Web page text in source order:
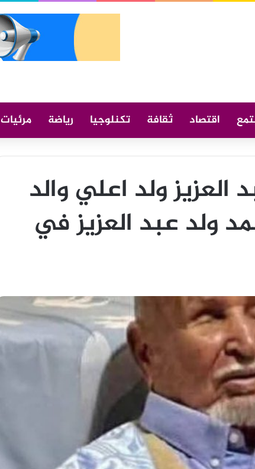
اقتصاد ثقافة تكنلوجيا رياضة مرئيات
العزيز ولد اعلي والد
ولد عبد العزيز في